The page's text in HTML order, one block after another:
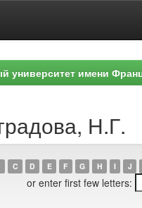
университет имени
Н.Г.
C D E F G H I J
or enter first few letters: